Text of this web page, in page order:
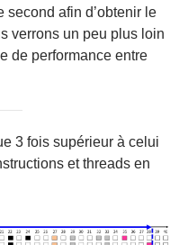
afin d’obtenir le
verrons un peu plus loin
de performance entre
3 fois supérieur à celui
et threads en